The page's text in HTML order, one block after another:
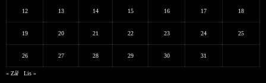
12 13 14 15 16 17 18
19 20 21 22 23 24 25
26 27 28 29 30 31
« Zář Lis »